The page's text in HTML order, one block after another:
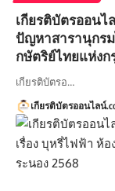
เกียรติบัตรออน
ปัญหาสารานุกร
กษัตริย์ไทยแห่งก
เกียรติบัตรอ…
เกียรติบัตรออนไลน์